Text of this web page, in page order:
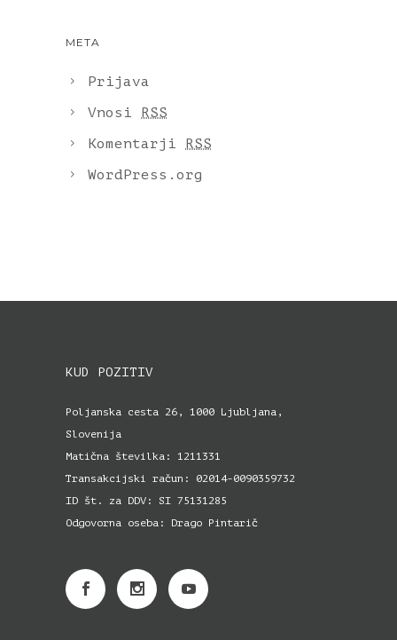
META
Prijava
Vnosi RSS
Komentarji RSS
WordPress.org
KUD POZITIV
Poljanska cesta 26, 1000 Ljubljana,
Slovenija
Matična številka: 1211331
Transakcijski račun: 02014-0090359732
ID št. za DDV: SI 75131285
Odgovorna oseba: Drago Pintarič